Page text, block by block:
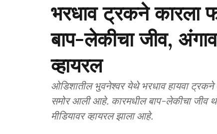
भरधाव ट्रकने कारला
बाप-लेकीचा जीव,
व्हायरल
ओडिशातील भुवनेश्वर येथे भरधाव हायवा
समोर आली आहे. कारमधील बाप-लेकीचा जीव
मीडियावर व्हायरल झाला आहे.